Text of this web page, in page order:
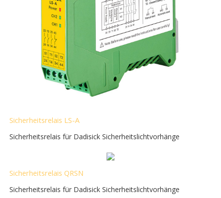
Sicherheitsrelais LS-A
Sicherheitsrelais für Dadisick Sicherheitslichtvorhänge
Sicherheitsrelais QRSN
Sicherheitsrelais für Dadisick Sicherheitslichtvorhänge